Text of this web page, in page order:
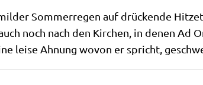
Som­mer­re­gen auf drücken­de
noch nach den Kir­chen, in denen
lei­se Ahnung wovon er spricht,